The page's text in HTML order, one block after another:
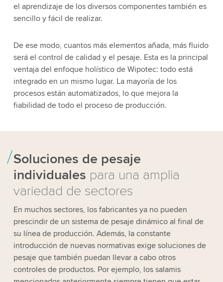
el aprendizaje de los diversos componentes también es
sencillo y fácil de realizar.
De ese modo, cuantos más elementos añada, más fluido
será el control de calidad y el pesaje. Esta es la principal
ventaja del enfoque holístico de Wipotec: todo está
integrado en un mismo lugar. La mayoría de los
procesos están automatizados, lo que mejora la
fiabilidad de todo el proceso de producción.
Soluciones de pesaje
individuales para una amplia
variedad de sectores
En muchos sectores, los fabricantes ya no pueden
prescindir de un sistema de pesaje dinámico al final de
su línea de producción. Además, la constante
introducción de nuevas normativas exige soluciones de
pesaje que también puedan llevar a cabo otros
controles de productos. Por ejemplo, los salamis